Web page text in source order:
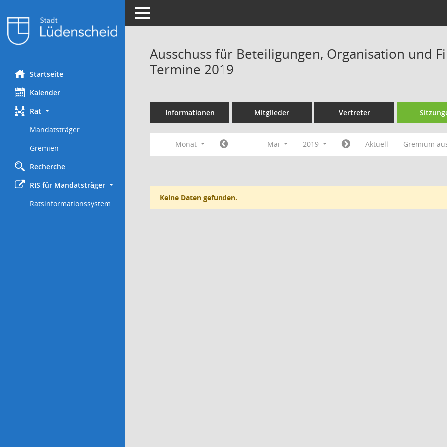
Startseite
Kalender
Rat
Mandatsträger
Gremien
Recherche
RIS für Mandatsträger
Ratsinformationssystem
Toggle navigation
Ausschuss für Beteiligungen, Organisation und
Termine 2019
Informationen Mitglieder Vertreter
Monat Mai 2019 Aktuell Gremium
Keine Daten gefunden.